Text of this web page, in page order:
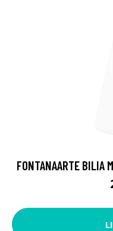
FONTANAARTE BILIA